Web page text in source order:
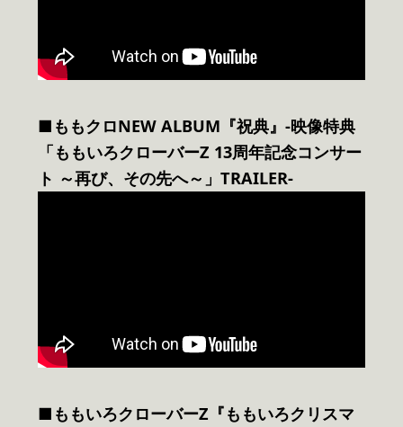
■ももクロNEW ALBUM『祝典』-映像特典
「ももいろクローバーZ 13周年記念コンサー
ト ～再び、その先へ～」TRAILER-
■ももいろクローバーZ『ももいろクリスマ